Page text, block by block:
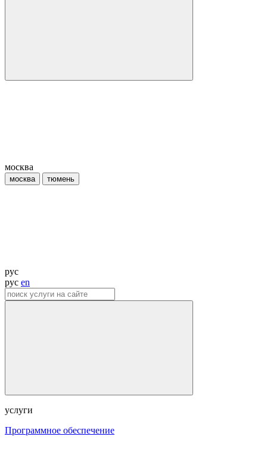
москва
москва тюмень
рус
рус en
услуги
Программное обеспечение